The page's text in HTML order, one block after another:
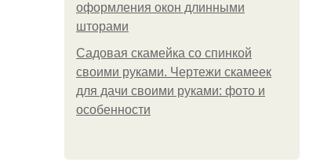
оформления окон длинными
шторами
Садовая скамейка со спинкой
своими руками. Чертежи скамеек
для дачи своими руками: фото и
особенности